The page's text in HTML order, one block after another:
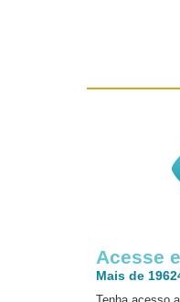
Acesse
Mais de